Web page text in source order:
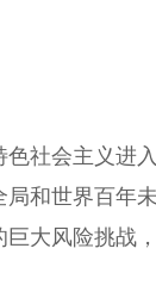
会主义进
和世界百年
大风险挑战